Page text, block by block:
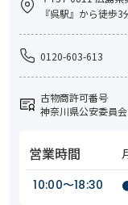
『呉駅』から徒歩3
0120-603-613
古物商許可番号
神奈川県公安委員
営業時間
10:00〜18:30